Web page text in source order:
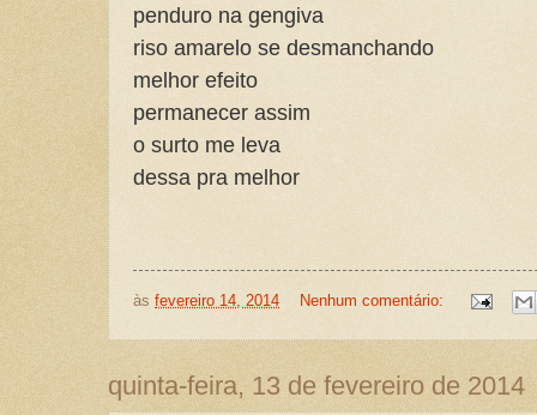
penduro na gengiva
riso amarelo se desmanchando
melhor efeito
permanecer assim
o surto me leva
dessa pra melhor
às fevereiro 14, 2014 Nenhum comentário:
quinta-feira, 13 de fevereiro de 2014